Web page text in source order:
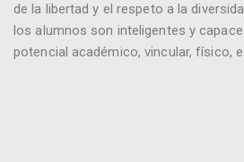
de la libertad y el respeto a la
los alumnos son inteligentes y
potencial académico, vincular, físico,